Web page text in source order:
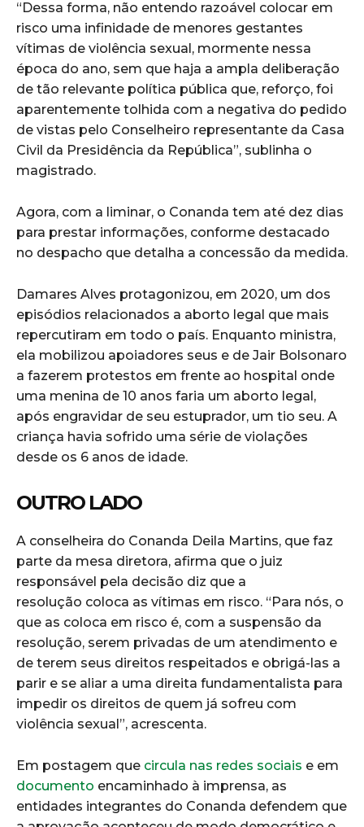
“Dessa forma, não entendo razoável colocar em
risco uma infinidade de menores gestantes
vítimas de violência sexual, mormente nessa
época do ano, sem que haja a ampla deliberação
de tão relevante política pública que, reforço, foi
aparentemente tolhida com a negativa do pedido
de vistas pelo Conselheiro representante da Casa
Civil da Presidência da República”, sublinha o
magistrado.
Agora, com a liminar, o Conanda tem até dez dias
para prestar informações, conforme destacado
no despacho que detalha a concessão da medida.
Damares Alves protagonizou, em 2020, um dos
episódios relacionados a aborto legal que mais
repercutiram em todo o país. Enquanto ministra,
ela mobilizou apoiadores seus e de Jair Bolsonaro
a fazerem protestos em frente ao hospital onde
uma menina de 10 anos faria um aborto legal,
após engravidar de seu estuprador, um tio seu. A
criança havia sofrido uma série de violações
desde os 6 anos de idade.
OUTRO LADO
A conselheira do Conanda Deila Martins, que faz
parte da mesa diretora, afirma que o juiz
responsável pela decisão diz que a
resolução coloca as vítimas em risco. “Para nós, o
que as coloca em risco é, com a suspensão da
resolução, serem privadas de um atendimento e
de terem seus direitos respeitados e obrigá-las a
parir e se aliar a uma direita fundamentalista para
impedir os direitos de quem já sofreu com
violência sexual”, acrescenta.
Em postagem que circula nas redes sociais e em
documento encaminhado à imprensa, as
entidades integrantes do Conanda defendem que